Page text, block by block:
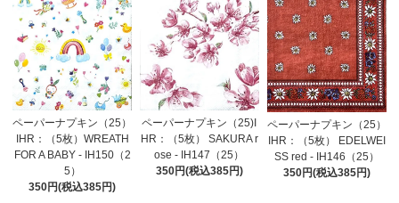
ペーパーナプキン（25）
IHR：（5枚）WREATH
FOR A BABY - IH150（2
5）
350円(税込385円)
ペーパーナプキン（25)I
HR：（5枚） SAKURA r
ose - IH147（25）
350円(税込385円)
ペーパーナプキン（25）
IHR：（5枚） EDELWEI
SS red - IH146（25）
350円(税込385円)